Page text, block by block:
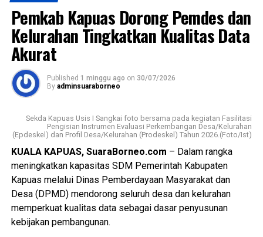
Kapuas Kanit 1 Satresnarkoba Polres Kapuas serta
anggota Satresnarkoba.
“Adapun sasaran kegiatan lurah tokoh masyarakat tokoh
pemuda tokoh masyarakat serta masyarakat Kelurahan
Selat Utara dengan melakukan Koordinasi dengan posko
kampung bebas narkoba untuk melakukan deteksi dini,”
Kasat Narkoba melanjutkan dalam kegiatan melakukan
Koordinasi Lomba Yel-Yel Anti Narkoba di tingkat RT di
Kelurahan Selat Utara dalam rangka memperingati HUT RI.
“Selama kegiatan berlangsung dalam keadaan aman
kondusif warga antusias mendukung program dan
dokumen terlampir,” ujarnya. (Ujg/SB)
Pemkab Kapuas Dorong Pemdes dan
Kelurahan Tingkatkan Kualitas Data
Akurat
Published 1 minggu ago on 30/07/2026
By adminsuaraborneo
Sekda Kapuas Usis I Sangkai foto bersama pada kegiatan Fasilitasi
Pengisian Instrumen Evaluasi Perkembangan Desa/Kelurahan
(Epdeskel) dan Profil Desa/Kelurahan (Prodeskel) Tahun 2026.(Foto/Ist)
KUALA KAPUAS, SuaraBorneo.com – Dalam rangka
meningkatkan kapasitas SDM Pemerintah Kabupaten
Kapuas melalui Dinas Pemberdayaan Masyarakat dan
Desa (DPMD) mendorong seluruh desa dan kelurahan
memperkuat kualitas data sebagai dasar penyusunan
kebijakan pembangunan.